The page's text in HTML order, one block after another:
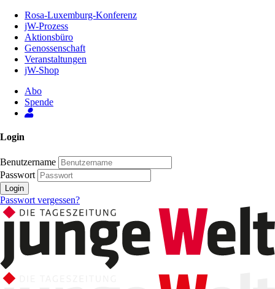
Inhalt
Seite
Rosa-Luxemburg-Konferenz
jW-Prozess
Aktionsbüro
Genossenschaft
Veranstaltungen
jW-Shop
Abo
Spende
Login
Benutzername
Passwort
Login
Passwort vergessen?